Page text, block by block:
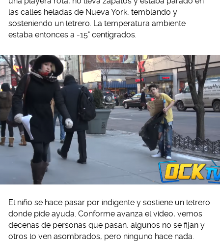
las calles heladas de Nueva York, temblando y
sosteniendo un letrero. La temperatura ambiente
estaba entonces a -15° centígrados.
El niño se hace pasar por indigente y sostiene un letrero
donde pide ayuda. Conforme avanza el video, vemos
decenas de personas que pasan, algunos no se fijan y
otros lo ven asombrados, pero ninguno hace nada.